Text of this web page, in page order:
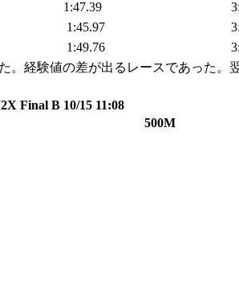
1:47.39
1:45.97
1:49.76
経験値の差が出るレースであった。
Final B 10/15 11:08
500M